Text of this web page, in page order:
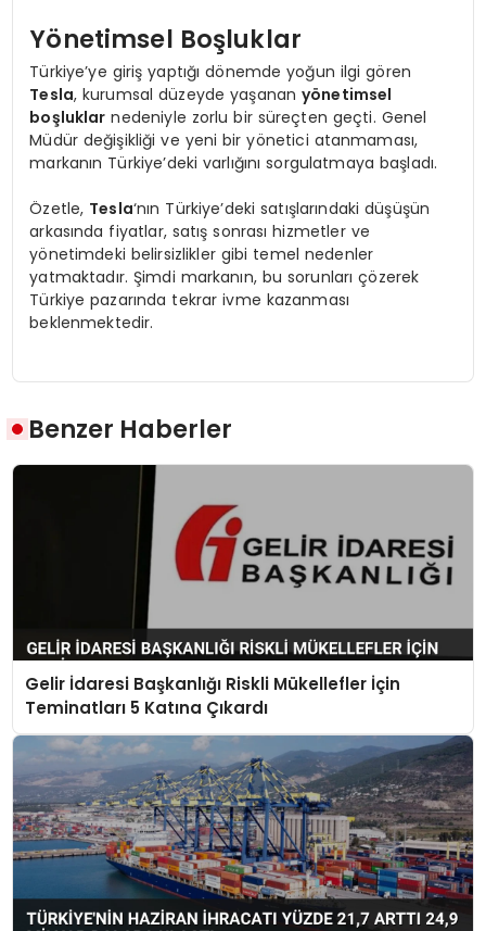
Yönetimsel Boşluklar
Türkiye’ye giriş yaptığı dönemde yoğun ilgi gören
Tesla, kurumsal düzeyde yaşananyönetimsel
boşluklar nedeniyle zorlu bir süreçten geçti. Genel
Müdür değişikliği ve yeni bir yönetici atanmaması,
markanın Türkiye’deki varlığını sorgulatmaya başladı.
Özetle, Tesla‘nın Türkiye’deki satışlarındaki düşüşün
arkasında fiyatlar, satış sonrası hizmetler ve
yönetimdeki belirsizlikler gibi temel nedenler
yatmaktadır. Şimdi markanın, bu sorunları çözerek
Türkiye pazarında tekrar ivme kazanması
beklenmektedir.
Benzer Haberler
Gelir İdaresi Başkanlığı Riskli Mükellefler İçin
Teminatları 5 Katına Çıkardı